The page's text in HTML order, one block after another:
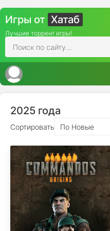
Игры от Хатаб
Лучшие торрент игры!
2025 года
Сортировать По Новые